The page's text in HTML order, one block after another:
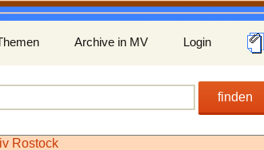
Archive in MV Login
finden